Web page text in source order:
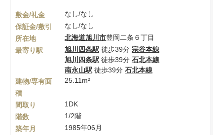
敷金/礼金
なし/なし
保証金/敷引
なし/なし
所在地
北海道旭川市豊岡二条６丁目
最寄り駅
旭川四条駅 徒歩39分 宗谷本線
旭川四条駅 徒歩39分 石北本線
南永山駅 徒歩39分 石北本線
建物/専有面
積
25.11m²
間取り
1DK
階数
1/2階
築年月
1985年06月